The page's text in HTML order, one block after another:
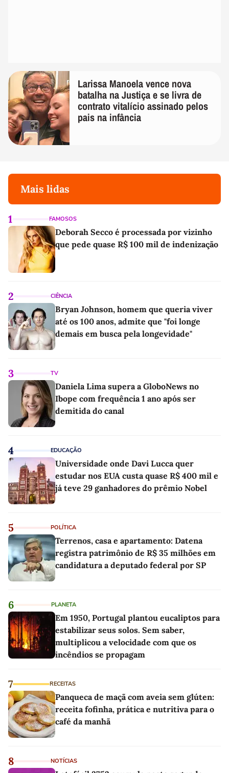
Larissa Manoela vence nova
batalha na Justiça e se livra de
contrato vitalício assinado pelos
pais na infância
Mais lidas
1 FAMOSOS
Deborah Secco é processada por vizinho
que pede quase R$ 100 mil de indenização
2 CIÊNCIA
Bryan Johnson, homem que queria viver
até os 100 anos, admite que "foi longe
demais em busca pela longevidade"
3 TV
Daniela Lima supera a GloboNews no
Ibope com frequência 1 ano após ser
demitida do canal
4 EDUCAÇÃO
Universidade onde Davi Lucca quer
estudar nos EUA custa quase R$ 400 mil e
já teve 29 ganhadores do prêmio Nobel
5 POLÍTICA
Terrenos, casa e apartamento: Datena
registra patrimônio de R$ 35 milhões em
candidatura a deputado federal por SP
6 PLANETA
Em 1950, Portugal plantou eucaliptos para
estabilizar seus solos. Sem saber,
multiplicou a velocidade com que os
incêndios se propagam
7 RECEITAS
Panqueca de maçã com aveia sem glúten:
receita fofinha, prática e nutritiva para o
café da manhã
8 NOTÍCIAS